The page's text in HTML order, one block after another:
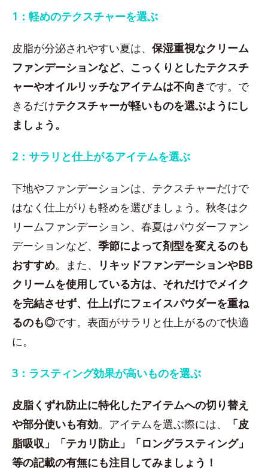
1：軽めのテクスチャーを選ぶ
皮脂が分泌されやすい夏は、 保湿重視なクリーム
ファンデーションなど、こっくりとしたテクスチ
ャーやオイルリッチなアイテムは不向きです。で
きるだけテクスチャーが軽いものを選ぶようにし
ましょう。
2：サラリと仕上がるアイテムを選ぶ
下地やファンデーションは、テクスチャーだけで
はなく仕上がりも軽めを選びましょう。秋冬はク
リームファンデーション、春夏はパウダーファン
デーションなど、 季節によって剤型を変えるのも
おすすめ。また、
リキッドファンデーションやBB
クリームを使用している方は、それだけでメイク
を完結させず、仕上げにフェイスパウダーを重ね
るのも◎です。表面がサラリと仕上がるので快適
に。
3：ラスティング効果が高いものを選ぶ
皮脂くずれ防止に特化したアイテムへの切り替え
や部分使いも有効。アイテムを選ぶ際には、
「皮
脂吸収」「テカリ防止」「ロングラスティング」
等の記載の有無にも注目してみましょう！